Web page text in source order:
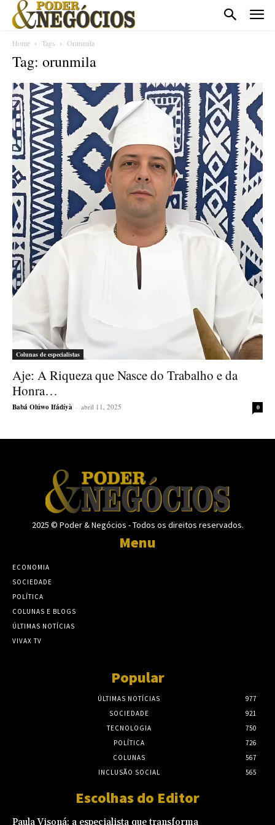
Home Tags Orunmila
Tag: orunmila
Colunas de especialistas
Aje: A Riqueza que Nasce do Trabalho e da
Honra…
Babá Olúwo Ifádíyà - abril 11, 2025 0
2025 © Poder & Negócios - Todos os direitos reservados.
Menu
ECONOMIA
SOCIEDADE
POLÍTICA
COLUNAS E BLOGS
ÚLTIMAS NOTÍCIAS
VIVAX TV
Popular
ÚLTIMAS NOTÍCIAS
977
SOCIEDADE
921
TECNOLOGIA
750
POLÍTICA
726
COLUNAS
567
INCLUSÃO SOCIAL
565
Escolhas do Editor
Paula Visoná: a especialista que transforma